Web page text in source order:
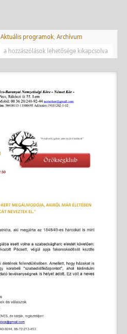
Aktuális programok, Archívum
a hozzászólások lehetősége kikapcsolva